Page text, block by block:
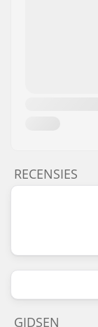
RECENSIES
GIDSEN